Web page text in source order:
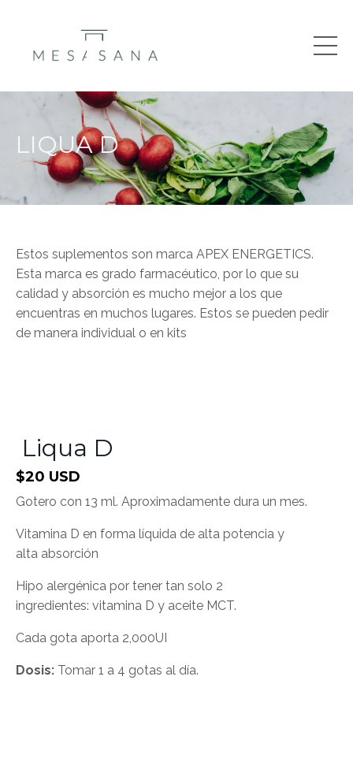
LIQUA D
Estos suplementos son marca APEX ENERGETICS.
Esta marca es grado farmacéutico, por lo que su
calidad y absorción es mucho mejor a los que
encuentras en muchos lugares. Estos se pueden pedir
de manera individual o en kits
Liqua D
$20 USD
Gotero con 13 ml. Aproximadamente dura un mes.
Vitamina D en forma líquida de alta potencia y
alta absorción
Hipo alergénica por tener tan solo 2
ingredientes: vitamina D y aceite MCT.
Cada gota aporta 2,000UI
Dosis: Tomar 1 a 4 gotas al día.